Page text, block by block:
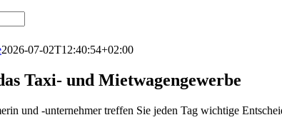
2026-07-02T12:40:54+02:00
Taxi- und Mietwagengewerbe
und -unternehmer treffen Sie jeden Tag wichtige